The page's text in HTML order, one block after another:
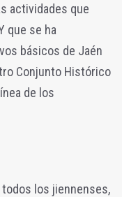
actividades que
que se ha
básicos de Jaén
Conjunto Histórico
de los
los jiennenses,